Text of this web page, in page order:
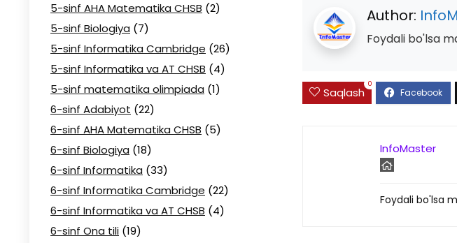
Author:
Foydali bo'lsa
Saqlash
0
InfoMaster
Foydali bo'lsa
5-sinf AHA Matematika CHSB (2)
5-sinf Biologiya (7)
5-sinf Informatika Cambridge (26)
5-sinf Informatika va AT CHSB (4)
5-sinf matematika olimpiada (1)
6-sinf Adabiyot (22)
6-sinf AHA Matematika CHSB (5)
6-sinf Biologiya (18)
6-sinf Informatika (33)
6-sinf Informatika Cambridge (22)
6-sinf Informatika va AT CHSB (4)
6-sinf Ona tili (19)